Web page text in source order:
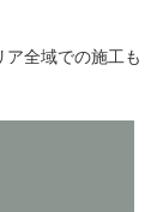
ア全域での施工も